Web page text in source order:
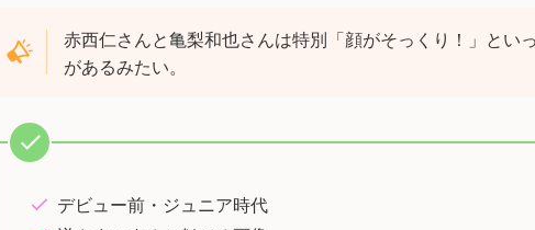
赤西仁さんと亀梨和也さんは特別「顔がそっくり！」とい
があるみたい。
デビュー前・ジュニア時代